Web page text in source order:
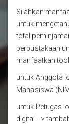
Silahkan
untuk
total
perpustakaan
manfaatkan
untuk Anggota
Mahasiswa
untuk Petugas
digital -->